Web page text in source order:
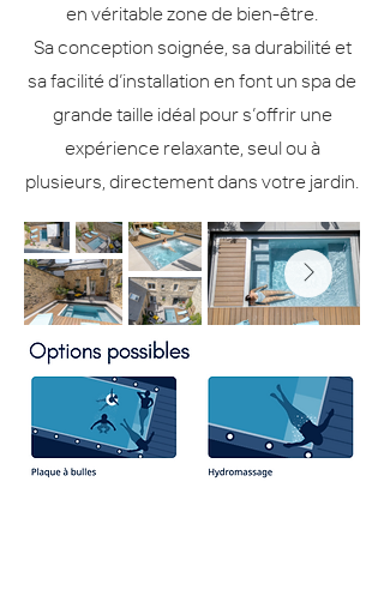
en véritable zone de bien-être.
Sa conception soignée, sa durabilité et
sa facilité d’installation en font un spa de
grande taille idéal pour s’offrir une
expérience relaxante, seul ou à
plusieurs, directement dans votre jardin.